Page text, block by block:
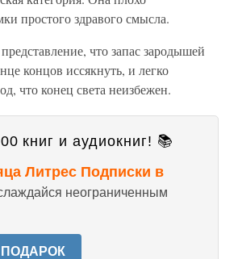
простого здравого смысла.
что запас зародышей
концов иссякнуть, и легко
что конец света неизбежен.
книг и аудиокниг! 📚
Литрес Подписки в
неограниченным